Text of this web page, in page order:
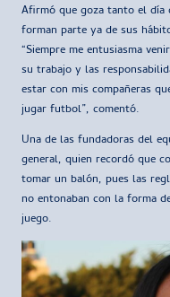
Afirmó que goza tanto el día
forman parte ya de sus
“Siempre me entusiasma
su trabajo y las
estar con mis compañeras
jugar futbol”, comentó.
Una de las fundadoras del
general, quien recordó que
tomar un balón, pues las
no entonaban con la forma
juego.